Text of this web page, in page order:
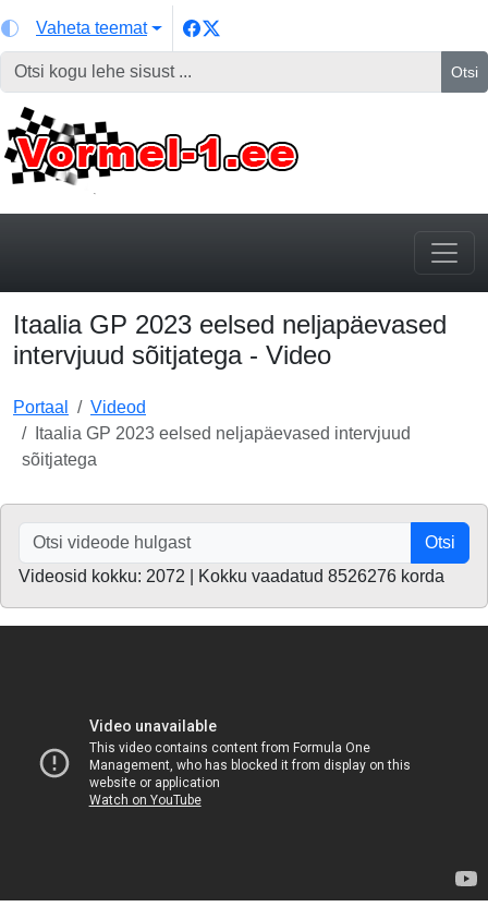
Vaheta teemat
Otsi
Itaalia GP 2023 eelsed neljapäevased
intervjuud sõitjatega - Video
Portaal
Videod
Itaalia GP 2023 eelsed neljapäevased intervjuud
sõitjatega
Otsi
Videosid kokku: 2072 | Kokku vaadatud 8526276 korda